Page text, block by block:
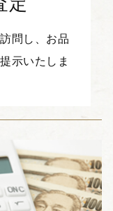
定
問し、お品
示いたしま